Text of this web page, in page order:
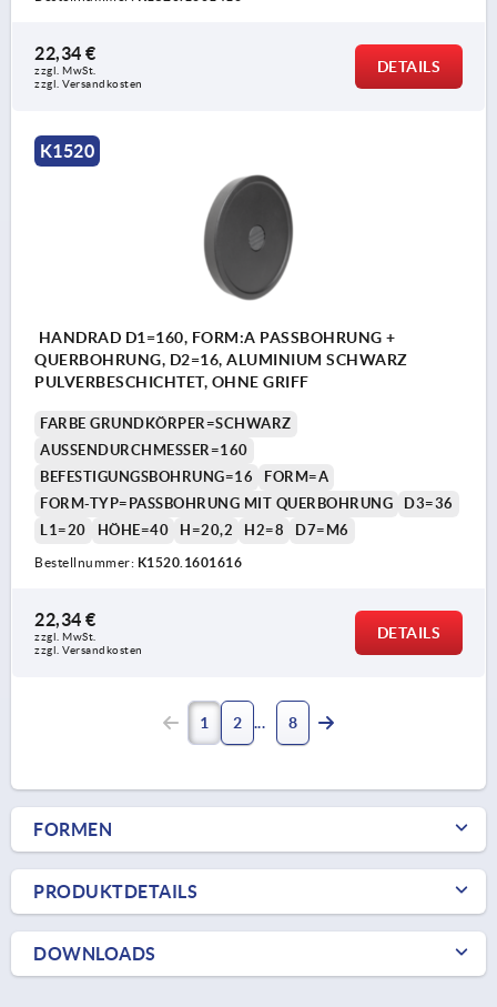
22,34 €
zzgl. MwSt.
zzgl. Versandkosten
DETAILS
K1520
HANDRAD D1=160, FORM:A PASSBOHRUNG +
QUERBOHRUNG, D2=16, ALUMINIUM SCHWARZ
PULVERBESCHICHTET, OHNE GRIFF
FARBE GRUNDKÖRPER=SCHWARZ
AUSSENDURCHMESSER=160
BEFESTIGUNGSBOHRUNG=16
FORM=A
FORM-TYP=PASSBOHRUNG MIT QUERBOHRUNG
D3=36
L1=20
HÖHE=40 H=20,2 H2=8 D7=M6
Bestellnummer: K1520.1601616
22,34 €
zzgl. MwSt.
zzgl. Versandkosten
DETAILS
1 2 8
FORMEN
PRODUKTDETAILS
DOWNLOADS